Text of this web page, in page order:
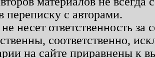
переписку с авторами.
несет ответственность
соответственно,
на сайте приравнены к